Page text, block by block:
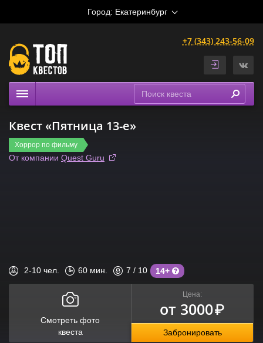
Город: Екатеринбург
+7 (343) 243-56-09
Расписание
Рейтинги
Квест «Пятница 13-е»
Хоррор по фильму
От компании Quest Guru
2-10 чел. 60 мин. 7 / 10 14+
Смотреть фото
квеста
Цена:
от 3000₽
Забронировать